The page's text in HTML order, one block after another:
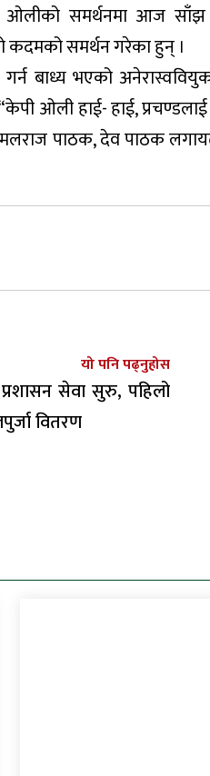
ओलीको समर्थनमा आज
कदमको समर्थन गरेका हुन् ।
बाध्य भएको
ओली हाई- हाई,
पाठक, देव पाठक
यो पनि पढ्नुहोस
सेवा सुरु, पहिलो
वितरण